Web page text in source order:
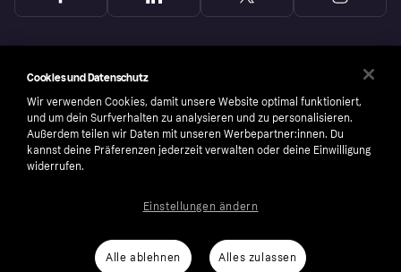
number: 556737-0431
Cookies und Datenschutz
Wir verwenden Cookies, damit unsere Website optimal funktioniert,
und um dein Surfverhalten zu analysieren und zu personalisieren.
Außerdem teilen wir Daten mit unseren Werbepartner:innen. Du
kannst deine Präferenzen jederzeit verwalten oder deine Einwilligung
widerrufen.
Alle ablehnen Alles zulassen
Einstellungen ändern